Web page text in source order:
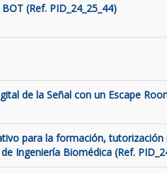
(Ref. PID_24_25_44)
de la Señal con un Escape
para la formación, tutorización
Ingeniería Biomédica (Ref.